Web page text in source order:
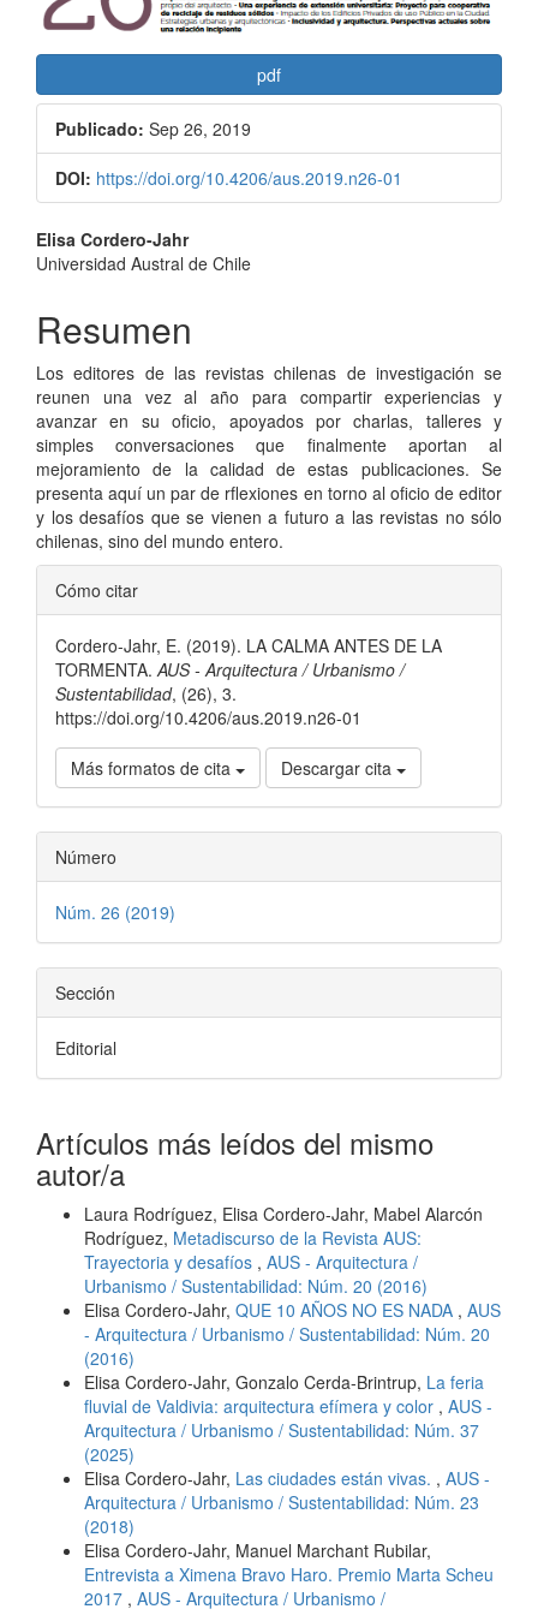
pdf
Publicado: Sep 26, 2019
DOI: https://doi.org/10.4206/aus.2019.n26-01
Contenido
principal
del
artículo
Elisa Cordero-Jahr
Universidad Austral de Chile
Resumen
Los editores de las revistas chilenas de investigación se
reunen una vez al año para compartir experiencias y
avanzar en su oficio, apoyados por charlas, talleres y
simples conversaciones que finalmente aportan al
mejoramiento de la calidad de estas publicaciones. Se
presenta aquí un par de rflexiones en torno al oficio de editor
y los desafíos que se vienen a futuro a las revistas no sólo
chilenas, sino del mundo entero.
Detalles
del
artículo
Cómo citar
Cordero-Jahr, E. (2019). LA CALMA ANTES DE LA
TORMENTA.AUS - Arquitectura / Urbanismo /
Sustentabilidad, (26), 3.
https://doi.org/10.4206/aus.2019.n26-01
Más formatos de cita Descargar cita
Número
Núm. 26 (2019)
Sección
Editorial
Artículos más leídos del mismo
autor/a
Laura Rodríguez, Elisa Cordero-Jahr, Mabel Alarcón
Rodríguez, Metadiscurso de la Revista AUS:
Trayectoria y desafíos , AUS - Arquitectura /
Urbanismo / Sustentabilidad: Núm. 20 (2016)
Elisa Cordero-Jahr, QUE 10 AÑOS NO ES NADA , AUS
- Arquitectura / Urbanismo / Sustentabilidad: Núm. 20
(2016)
Elisa Cordero-Jahr, Gonzalo Cerda-Brintrup, La feria
fluvial de Valdivia: arquitectura efímera y color , AUS -
Arquitectura / Urbanismo / Sustentabilidad: Núm. 37
(2025)
Elisa Cordero-Jahr, Las ciudades están vivas. , AUS -
Arquitectura / Urbanismo / Sustentabilidad: Núm. 23
(2018)
Elisa Cordero-Jahr, Manuel Marchant Rubilar,
Entrevista a Ximena Bravo Haro. Premio Marta Scheu
2017 , AUS - Arquitectura / Urbanismo /